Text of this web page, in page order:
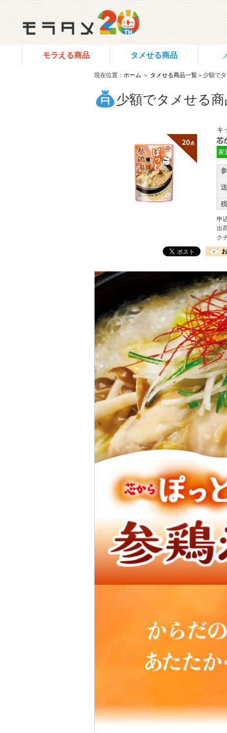
モラえる商品 タメせる商品
現在位置： ホーム ＞ タメせる商品一覧 ＞少額で
少額でタメせる商
キ
芯
家
申
出
ク